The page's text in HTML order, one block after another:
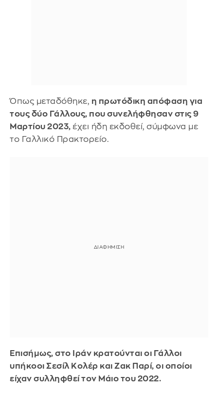
Όπως μεταδόθηκε, η πρωτόδικη απόφαση για
τους δύο Γάλλους, που συνελήφθησαν στις 9
Μαρτίου 2023, έχει ήδη εκδοθεί, σύμφωνα με
το Γαλλικό Πρακτορείο.
Επισήμως, στο Ιράν κρατούνται οι Γάλλοι
υπήκοοι Σεσίλ Κολέρ και Ζακ Παρί, οι οποίοι
είχαν συλληφθεί τον Μάιο του 2022.